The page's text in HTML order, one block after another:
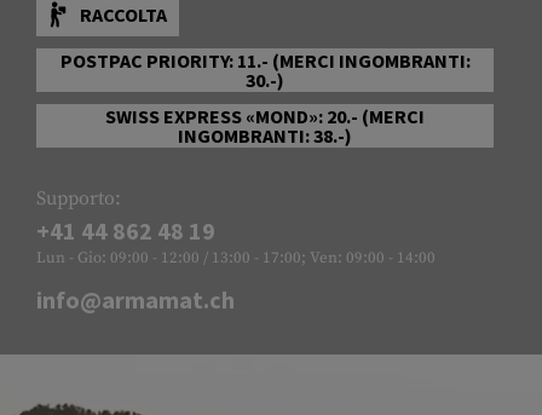
RACCOLTA
POSTPAC PRIORITY: 11.- (MERCI INGOMBRANTI:
30.-)
SWISS EXPRESS «MOND»: 20.- (MERCI
INGOMBRANTI: 38.-)
Supporto:
+41 44 862 48 19
Lun - Gio: 09:00 - 12:00 / 13:00 - 17:00; Ven: 09:00 - 14:00
info@armamat.ch